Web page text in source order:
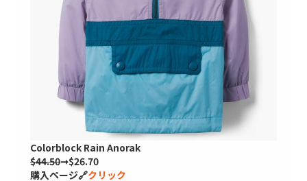
Colorblock Rain Anorak
$44.50➞$26.70
購入ページ🔗クリック